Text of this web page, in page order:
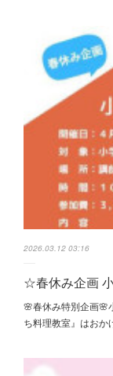
2026.03.12 03:16
☆春休み企画
🌸春休み特別企画🌸
ち料理教室』はお